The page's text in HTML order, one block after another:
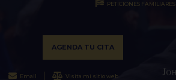
PETICIONES FAMILIARES
AGENDA TU CITA
Email Visita mi sitio web